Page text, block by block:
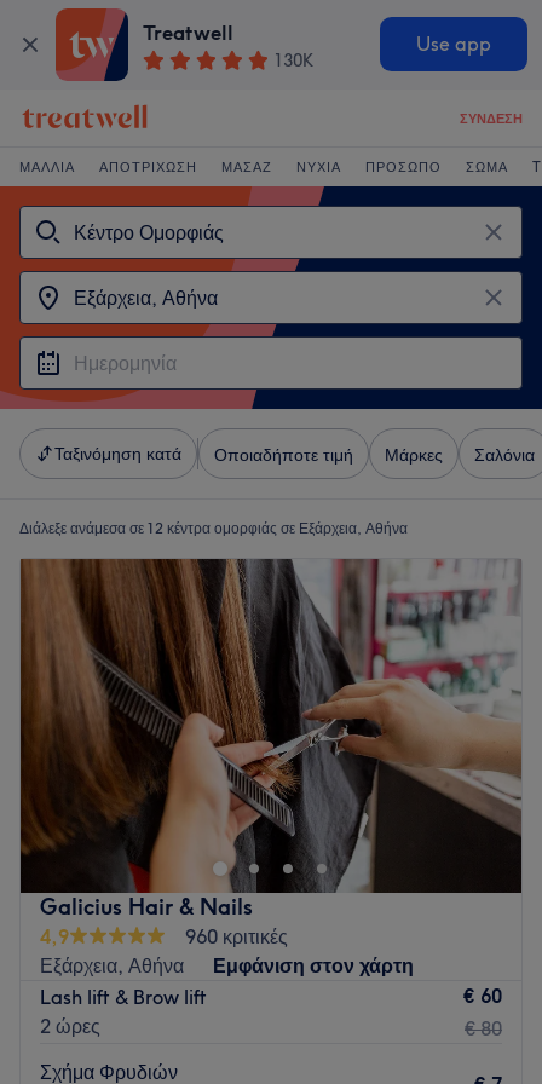
Treatwell
130K
Use app
ΣΎΝΔΕΣΗ
ΜΑΛΛΙΆ ΑΠΟΤΡΊΧΩΣΗ ΜΑΣΆΖ ΝΎΧΙΑ ΠΡΌΣΩΠΟ ΣΏΜΑ
Ταξινόμηση κατά Οποιαδήποτε τιμή Μάρκες Σαλόνια
Διάλεξε ανάμεσα σε 12 κέντρα ομορφιάς σε Εξάρχεια, Αθήνα
Galicius Hair & Nails
4,9
960 κριτικές
Εξάρχεια, Αθήνα
Εμφάνιση στον χάρτη
Lash lift & Brow lift
2 ώρες
€ 60
€ 80
Σχήμα Φρυδιών